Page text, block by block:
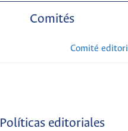
Comités
Comité
Políticas editoriales